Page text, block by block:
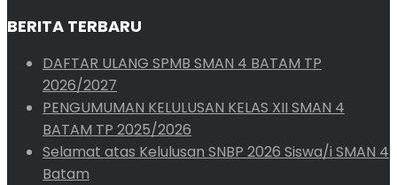
BERITA TERBARU
DAFTAR ULANG SPMB SMAN 4 BATAM TP
2026/2027
PENGUMUMAN KELULUSAN KELAS XII SMAN 4
BATAM TP 2025/2026
Selamat atas Kelulusan SNBP 2026 Siswa/i SMAN 4
Batam